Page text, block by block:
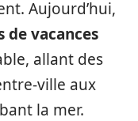
Aujourd’hui,
de vacances
allant des
ville aux
la mer.